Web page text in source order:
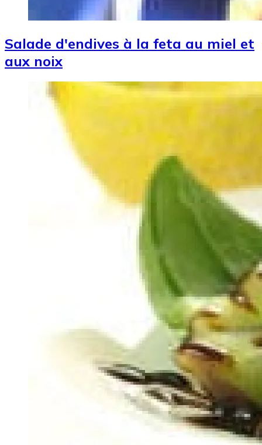
Salade d'endives à la feta au miel et
aux noix
Image